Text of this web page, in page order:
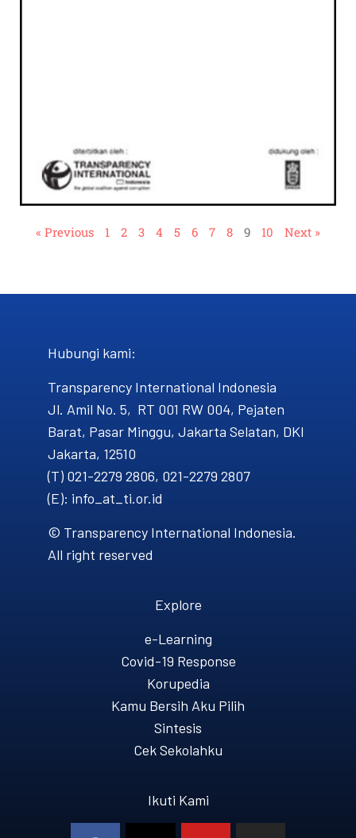
« Previous 1 2 3 4 5 6 7 8 9 10 Next »
Hubungi kami​:
Transparency International Indonesia
Jl. Amil No. 5, RT 001 RW 004, Pejaten
Barat, Pasar Minggu, Jakarta Selatan, DKI
Jakarta, 12510
(T) 021-2279 2806, 021-2279 2807
(E): info_at_ti.or.id
© Transparency International Indonesia.
All right reserved
Explore
e-Learning
Covid-19 Response
Korupedia
Kamu Bersih Aku Pilih
Sintesis
Cek Sekolahku
Ikuti Kami